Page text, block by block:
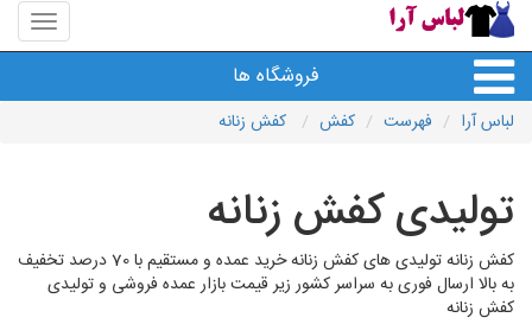
منوی
سایت
آرا
فروشگاه ها
لباس آرا فهرست کفش کفش زنانه
تولیدی کفش زنانه
کفش زنانه تولیدی های کفش زنانه خرید عمده و مستقیم با 70 درصد تخفیف
به بالا ارسال فوری به سراسر کشور زیر قیمت بازار عمده فروشی و تولیدی
کفش زنانه